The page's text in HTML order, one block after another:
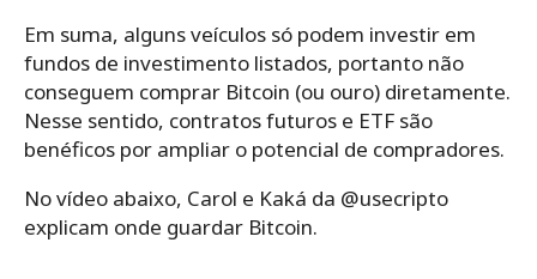
Em suma, alguns veículos só podem investir em
fundos de investimento listados, portanto não
conseguem comprar Bitcoin (ou ouro) diretamente.
Nesse sentido, contratos futuros e ETF são
benéficos por ampliar o potencial de compradores.
No vídeo abaixo, Carol e Kaká da @usecripto
explicam onde guardar Bitcoin.